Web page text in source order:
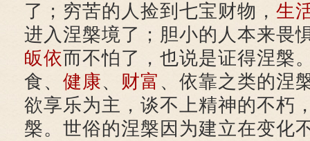
了；穷苦的人捡到七宝财物， 生
进入涅槃境了；胆小的人本来畏
皈依而不怕了，也说是证得涅槃
食、 健康、 财富 、依靠之类的涅
欲享乐为主，谈不上精神的不朽
槃。世俗的涅槃因为建立在变化